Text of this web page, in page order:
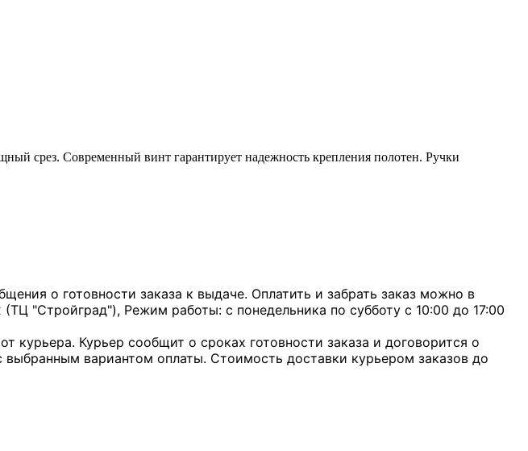
срез. Современный винт гарантирует надежность крепления полотен. Ручки
о готовности заказа к выдаче. Оплатить и забрать заказ можно в
"Стройград"), Режим работы: с понедельника по субботу с 10:00 до 17:00
курьера. Курьер сообщит о сроках готовности заказа и договорится о
вариантом оплаты. Стоимость доставки курьером заказов до